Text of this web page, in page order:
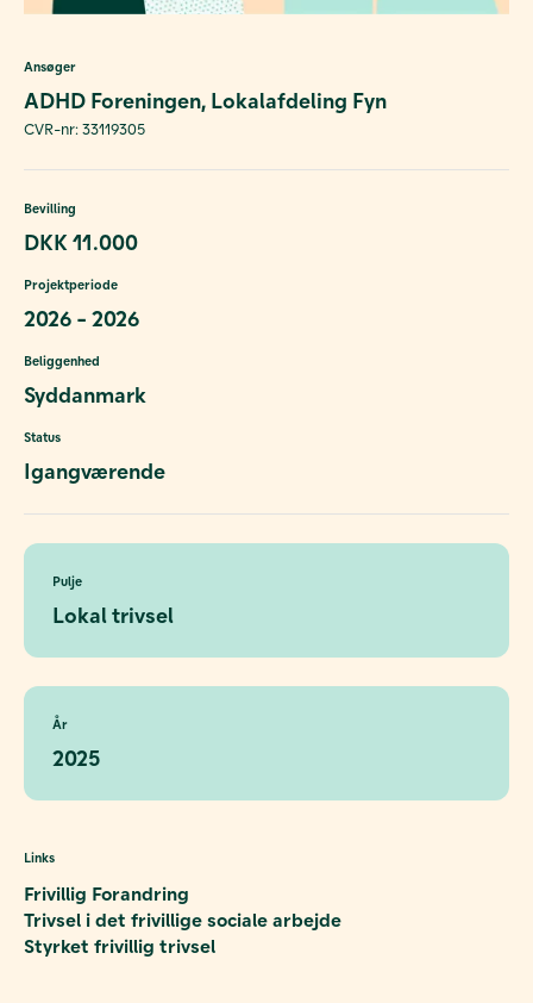
Ansøger
ADHD Foreningen, Lokalafdeling Fyn
CVR-nr: 33119305
Bevilling
DKK 11.000
Projektperiode
2026 - 2026
Beliggenhed
Syddanmark
Status
Igangværende
Pulje
Lokal trivsel
År
2025
Links
Frivillig Forandring
Trivsel i det frivillige sociale arbejde
Styrket frivillig trivsel